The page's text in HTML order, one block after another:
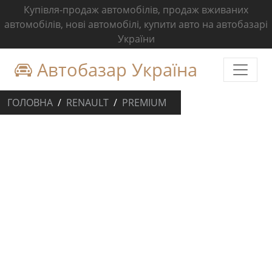
Купівля-продаж автомобілів, продаж вживаних
автомобілів, нові автомобілі, купити авто на автобазарі
України
Автобазар Україна
ГОЛОВНА RENAULT PREMIUM